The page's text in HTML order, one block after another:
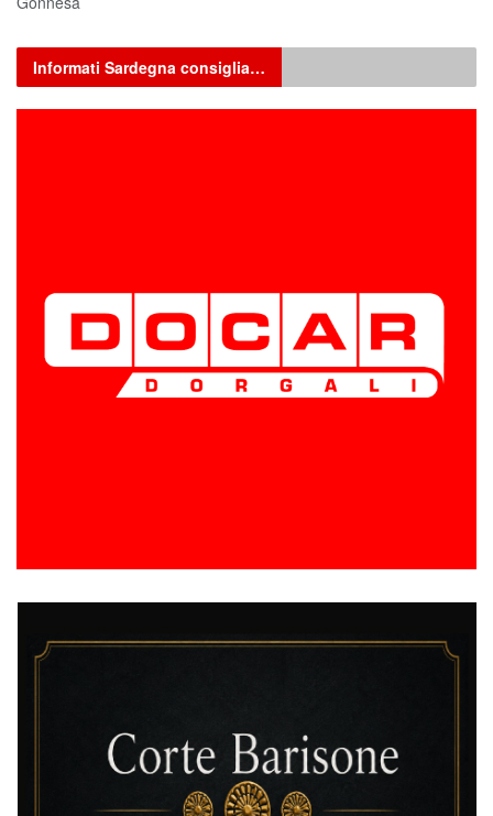
Informati Sardegna consiglia…